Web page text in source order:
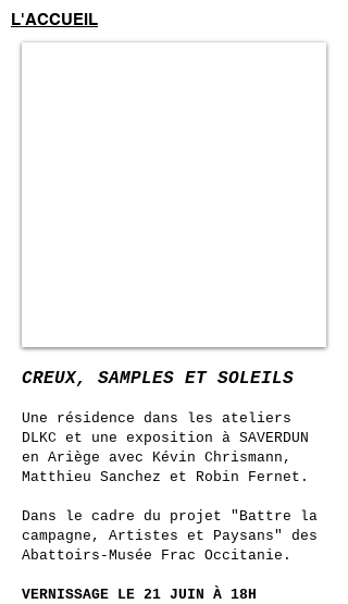
L'ACCUEIL
CREUX, SAMPLES ET SOLEILS
Une résidence dans les ateliers
DLKC et une exposition à SAVERDUN
en Ariège avec Kévin Chrismann,
Matthieu Sanchez et Robin Fernet.
Dans le cadre du projet "Battre la
campagne, Artistes et Paysans" des
Abattoirs-Musée Frac Occitanie.
VERNISSAGE LE 21 JUIN À 18H